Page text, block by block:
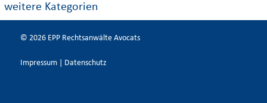
© 2026 EPP Rechtsanwälte Avocats
Impressum| Datenschutz